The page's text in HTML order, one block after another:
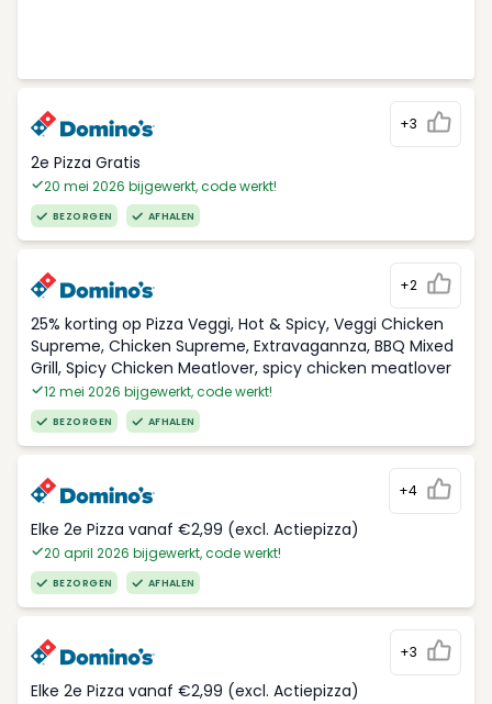
+3
2e Pizza Gratis
20 mei 2026 bijgewerkt, code werkt!
BEZORGEN AFHALEN
+2
25% korting op Pizza Veggi, Hot & Spicy, Veggi Chicken
Supreme, Chicken Supreme, Extravagannza, BBQ Mixed
Grill, Spicy Chicken Meatlover, spicy chicken meatlover
12 mei 2026 bijgewerkt, code werkt!
BEZORGEN AFHALEN
+4
Elke 2e Pizza vanaf €2,99 (excl. Actiepizza)
20 april 2026 bijgewerkt, code werkt!
BEZORGEN AFHALEN
+3
Elke 2e Pizza vanaf €2,99 (excl. Actiepizza)